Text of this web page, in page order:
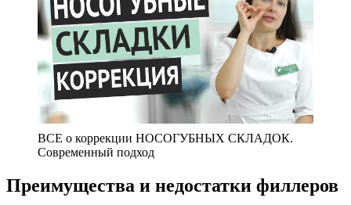
ВСЕ о коррекции НОСОГУБНЫХ СКЛАДОК.
Современный подход
Преимущества и недостатки филлеров